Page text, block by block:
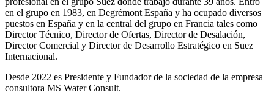
en el grupo en 1983, en Degrémont España y ha ocupado diversos
puestos en España y en la central del grupo en Francia tales como
Director Técnico, Director de Ofertas, Director de Desalación,
Director Comercial y Director de Desarrollo Estratégico en Suez
Internacional.
Desde 2022 es Presidente y Fundador de la sociedad de la empresa
consultora MS Water Consult.